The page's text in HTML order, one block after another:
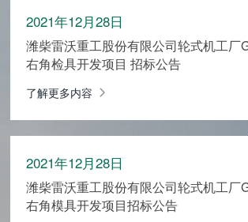
2021年12月28日
潍柴雷沃重工股份有限公司轮式机工厂
右角检具开发项目 招标公告
了解更多内容
2021年12月28日
潍柴雷沃重工股份有限公司轮式机工厂
右角模具开发项目招标公告